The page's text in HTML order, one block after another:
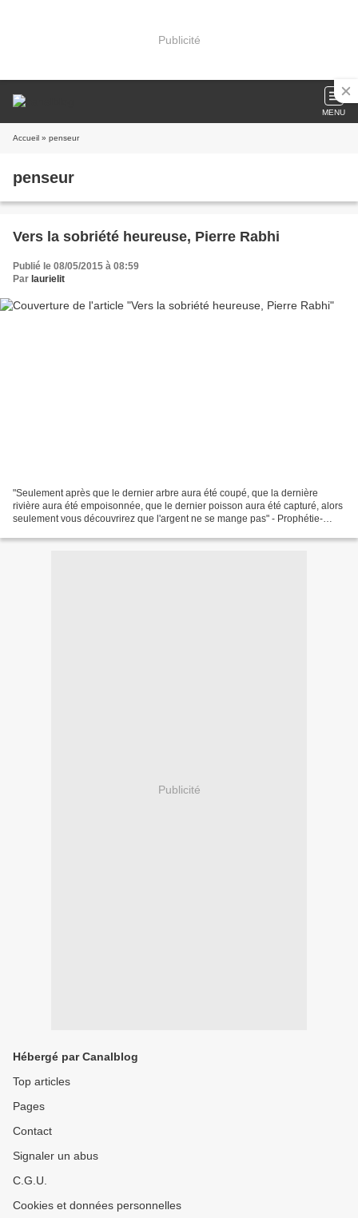
Publicité
MENU
Accueil » penseur
penseur
Vers la sobriété heureuse, Pierre Rabhi
Publié le 08/05/2015 à 08:59
Par laurielit
"Seulement après que le dernier arbre aura été coupé, que la dernière
rivière aura été empoisonnée, que le dernier poisson aura été capturé, alors
seulement vous découvrirez que l'argent ne se mange pas" - Prophétie-
Publicité
Hébergé par Canalblog
Top articles
Pages
Contact
Signaler un abus
C.G.U.
Cookies et données personnelles